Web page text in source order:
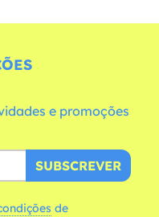
e promoções
SUBSCREVER